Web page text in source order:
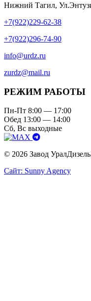
Нижний Тагил,
+7(922)229-62-38
+7(922)296-74-90
info@urdz.ru
zurdz@mail.ru
РЕЖИМ РАБОТЫ
Пн-Пт 8:00 — 17:00
Обед 13:00 — 14:00
Сб, Вс выходные
© 2026 Завод
Сайт: Sunny Agency